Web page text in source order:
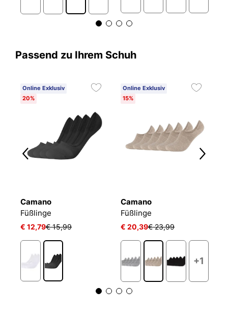
Passend zu Ihrem Schuh
Online Exklusiv
20%
Camano
Füßlinge
€ 12,79€ 15,99
Online Exklusiv
15%
Camano
Füßlinge
€ 20,39€ 23,99
+1